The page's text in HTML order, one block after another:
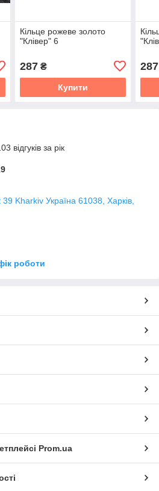
Кільце рожеве золото
"Клівер" 6
287₴
Купити
287
відгуків за рік
Kharkiv Україна 61038, Харків,
роботи
Prom.ua